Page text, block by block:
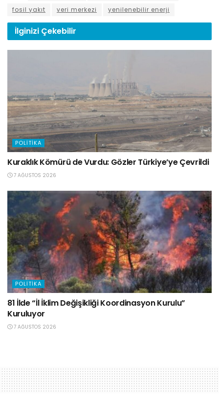
fosil yakıt
veri merkezi yenilenebilir enerji
İlginizi Çekebilir
POLITIKA
Kuraklık Kömürü de Vurdu: Gözler Türkiye’ye Çevrildi
7 AĞUSTOS 2026
POLITIKA
81 İlde “İl İklim Değişikliği Koordinasyon Kurulu”
Kuruluyor
7 AĞUSTOS 2026